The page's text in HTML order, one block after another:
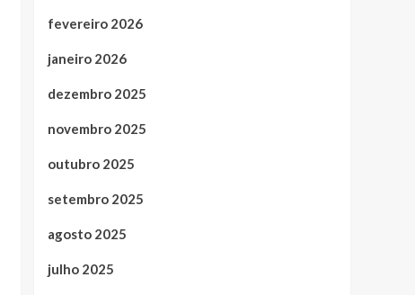
fevereiro 2026
janeiro 2026
dezembro 2025
novembro 2025
outubro 2025
setembro 2025
agosto 2025
julho 2025